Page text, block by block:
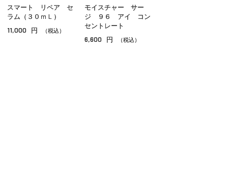
オイル
アイケア
スマート リペア セ
ラム（３０ｍＬ）
11,000 円 （税込）
モイスチャー サー
ジ ９６ アイ コン
セントレート
6,600 円 （税込）